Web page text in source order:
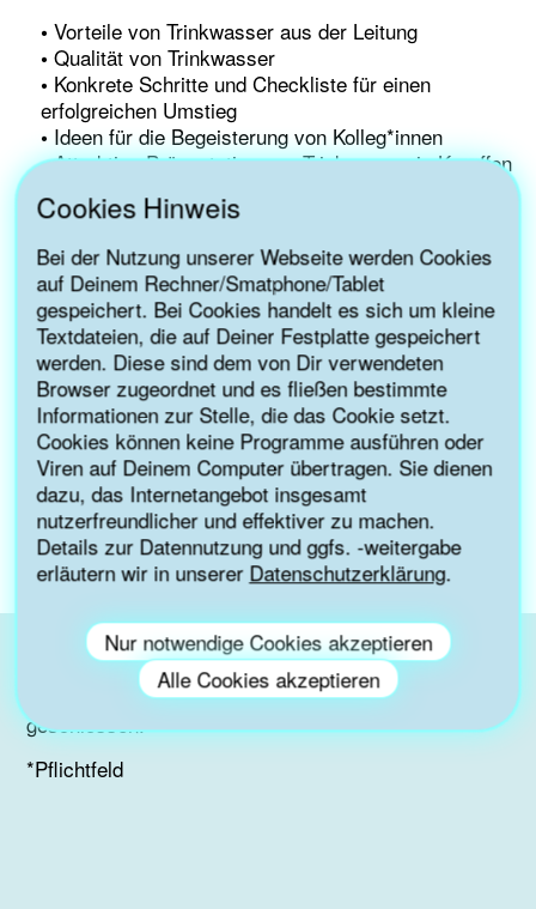
Cookies Hinweis
Bei der Nutzung unserer Webseite werden Cookies
auf Deinem Rechner/Smatphone/Tablet
gespeichert. Bei Cookies handelt es sich um kleine
Textdateien, die auf Deiner Festplatte gespeichert
werden. Diese sind dem von Dir verwendeten
Browser zugeordnet und es fließen bestimmte
Informationen zur Stelle, die das Cookie setzt.
Cookies können keine Programme ausführen oder
Viren auf Deinem Computer übertragen. Sie dienen
dazu, das Internetangebot insgesamt
nutzerfreundlicher und effektiver zu machen.
Details zur Datennutzung und ggfs. -weitergabe
erläutern wir in unserer Datenschutzerklärung.
Nur notwendige Cookies akzeptieren
Alle Cookies akzeptieren
•Vorteile von Trinkwasser aus der Leitung
• Qualität von Trinkwasser
• Konkrete Schritte und Checkliste für einen
erfolgreichen Umstieg
• Ideen für die Begeisterung von Kolleg*innen
•Attraktive Präsentation von Trinkwasser in Karaffen
Mitarbeitende und Kund*innen in Meetings
• Auszeichnung als “ leitungswasserfreundlich
•Fragen der Teilnehmenden
•Unterstützung im Nachgang des Webinars bei
offenen Punkten
Das Online-Seminar kann aufgrund einer Förderung der
Nationalen Klimaschutzinitiative kostenfrei angeboten
werden.
Melde Dich gleich im untenstehenden Formular für das
Online-Seminar an!
Termin: 17. November, 11 bis 12 Uhr
Die Buchungen für diese Veranstaltung sind
geschlossen.
*Pflichtfeld